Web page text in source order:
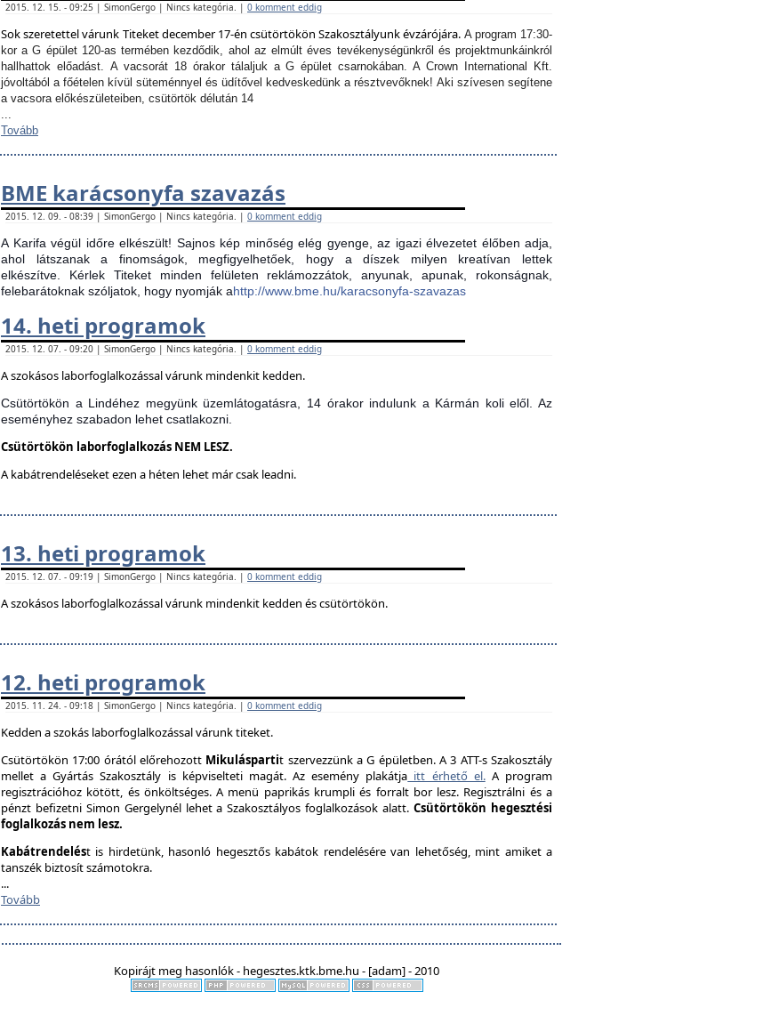
2015. 12. 15. - 09:25 | SimonGergo | Nincs kategória. | 0 komment eddig
Sok szeretettel várunk Titeket december 17-én csütörtökön Szakosztályunk évzárójára. A program 17:30-
kor a G épület 120-as termében kezdődik, ahol az elmúlt éves tevékenységünkről és projektmunkáinkról
hallhattok előadást. A vacsorát 18 órakor tálaljuk a G épület csarnokában. A Crown International Kft.
jóvoltából a főételen kívül süteménnyel és üdítővel kedveskedünk a résztvevőknek! Aki szívesen segítene
a vacsora előkészületeiben, csütörtök délután 14
...
Tovább
BME karácsonyfa szavazás
2015. 12. 09. - 08:39 | SimonGergo | Nincs kategória. | 0 komment eddig
A Karifa végül időre elkészült! Sajnos kép minőség elég gyenge, az igazi élvezetet élőben adja,
ahol látszanak a finomságok, megfigyelhetőek, hogy a díszek milyen kreatívan lettek
elkészítve. Kérlek Titeket minden felületen reklámozzátok, anyunak, apunak, rokonságnak,
felebarátoknak szóljatok, hogy nyomják ahttp://www.bme.hu/karacsonyfa-szavazas
14. heti programok
2015. 12. 07. - 09:20 | SimonGergo | Nincs kategória. | 0 komment eddig
A szokásos laborfoglalkozással várunk mindenkit kedden.
Csütörtökön a Lindéhez megyünk üzemlátogatásra, 14 órakor indulunk a Kármán koli elől. Az
eseményhez szabadon lehet csatlakozni.
Csütörtökön laborfoglalkozás NEM LESZ.
A kabátrendeléseket ezen a héten lehet már csak leadni.
13. heti programok
2015. 12. 07. - 09:19 | SimonGergo | Nincs kategória. | 0 komment eddig
A szokásos laborfoglalkozással várunk mindenkit kedden és csütörtökön.
12. heti programok
2015. 11. 24. - 09:18 | SimonGergo | Nincs kategória. | 0 komment eddig
Kedden a szokás laborfoglalkozással várunk titeket.
Csütörtökön 17:00 órától előrehozott Mikuláspartit szervezzünk a G épületben. A 3 ATT-s Szakosztály
mellet a Gyártás Szakosztály is képviselteti magát. Az esemény plakátja itt érhető el.A program
regisztrációhoz kötött, és önköltséges. A menü paprikás krumpli és forralt bor lesz. Regisztrálni és a
pénzt befizetni Simon Gergelynél lehet a Szakosztályos foglalkozások alatt.Csütörtökön hegesztési
foglalkozás nem lesz.
Kabátrendelést is hirdetünk, hasonló hegesztős kabátok rendelésére van lehetőség, mint amiket a
tanszék biztosít számotokra.
...
Tovább
Kopirájt meg hasonlók - hegesztes.ktk.bme.hu - [adam] - 2010